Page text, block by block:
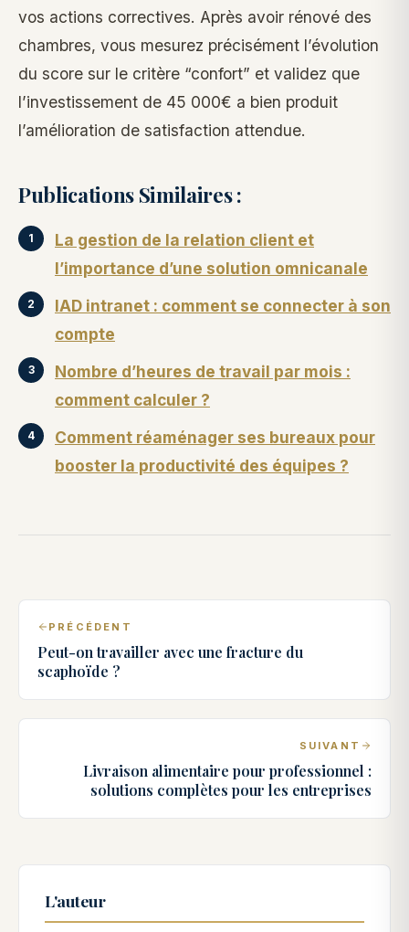
vos actions correctives. Après avoir rénové des
chambres, vous mesurez précisément l’évolution
du score sur le critère “confort” et validez que
l’investissement de 45 000€ a bien produit
l’amélioration de satisfaction attendue.
Publications Similaires :
La gestion de la relation client et
l’importance d’une solution omnicanale
IAD intranet : comment se connecter à son
compte
Nombre d’heures de travail par mois :
comment calculer ?
Comment réaménager ses bureaux pour
booster la productivité des équipes ?
PRÉCÉDENT
Peut-on travailler avec une fracture du
scaphoïde ?
SUIVANT
Livraison alimentaire pour professionnel :
solutions complètes pour les entreprises
L'auteur